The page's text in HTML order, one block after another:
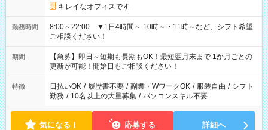
キレイなオフィスです
勤務時間
8:00～22:00 ▼1日4時間～ 10時～・11時～など、シフト希望
ご相談ください！
期間
【急募】即日～短期も長期もOK！最短翌月末まで 1か月ごとの
更新が可能！開始日もご相談ください！
特徴 日払いOK / 履歴書不要 / 副業・WワークOK / 服装自由 / シフト
勤務 / 10名以上の大量募集 / パソコンスキル不要
気になる！ 応募する 詳細へ